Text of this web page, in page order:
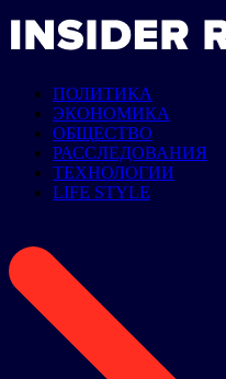
ПОЛИТИКА
ЭКОНОМИКА
ОБЩЕСТВО
РАССЛЕДОВАНИЯ
ТЕХНОЛОГИИ
LIFE STYLE